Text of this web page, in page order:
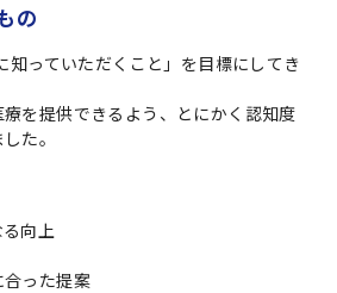
の
知っていただくこと」を目標にしてき
を提供できるよう、とにかく認知度
た。
向上
合った提案